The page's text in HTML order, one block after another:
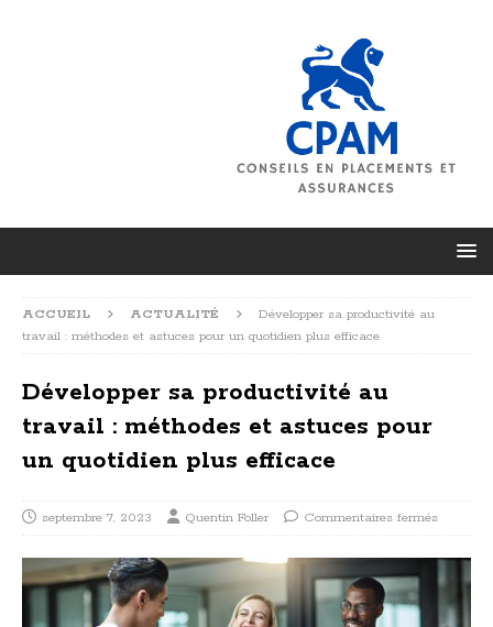
ACCUEIL ACTUALITÉ
Développer sa productivité au
travail : méthodes et astuces pour un quotidien plus efficace
Développer sa productivité au
travail : méthodes et astuces pour
un quotidien plus efficace
septembre 7, 2023 Quentin Foller Commentaires fermés